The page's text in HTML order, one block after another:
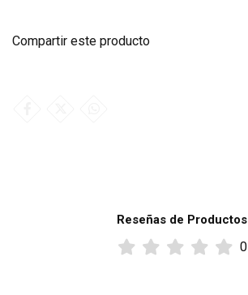
Compartir este producto
Reseñas de Productos
0